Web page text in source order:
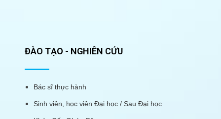
ĐÀO TẠO - NGHIÊN CỨU
Bác sĩ thực hành
Sinh viên, học viên Đại học / Sau Đại học